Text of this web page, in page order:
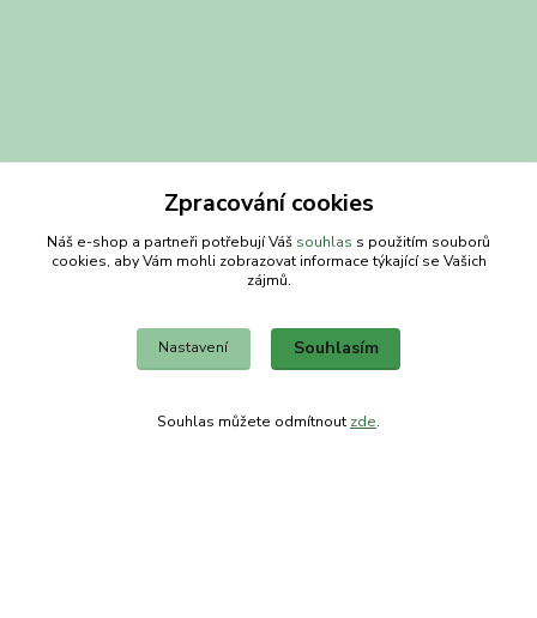
Kontakty
Obchodní dům-splněný sen
+420 734303223
Zpracování cookies
Náš e-shop a partneři potřebují Váš souhlas s použitím souborů
cookies, aby Vám mohli zobrazovat informace týkající se Vašich
zájmů.
Nastavení Souhlasím
Souhlas můžete odmítnout zde.